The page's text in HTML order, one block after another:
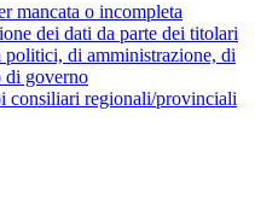
mancata o incompleta
dei dati da parte dei titolari
di amministrazione, di
di governo
consiliari regionali/provinciali